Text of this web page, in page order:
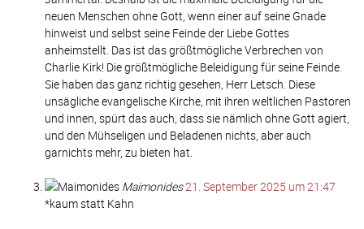
neuen Menschen ohne Gott, wenn einer auf seine Gnade
hinweist und selbst seine Feinde der Liebe Gottes
anheimstellt. Das ist das größtmögliche Verbrechen von
Charlie Kirk! Die größtmögliche Beleidigung für seine Feinde.
Sie haben das ganz richtig gesehen, Herr Letsch. Diese
unsägliche evangelische Kirche, mit ihren weltlichen Pastoren
und innen, spürt das auch, dass sie nämlich ohne Gott agiert,
und den Mühseligen und Beladenen nichts, aber auch
garnichts mehr, zu bieten hat.
Maimonides21. September 2025 um 21:47
*kaum statt Kahn